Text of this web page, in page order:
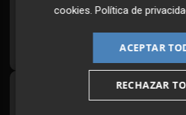
Todos los días a primera
Síguenos en
cookies.Política de
ACEPTAR
RECHAZAR